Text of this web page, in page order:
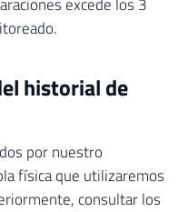
.
100
=
= ON )
historial de
por nuestro
física que utilizaremos
consultar los